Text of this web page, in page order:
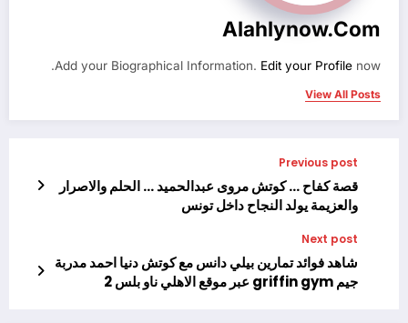
Alahlynow.com
Add your Biographical Information. Edit your Profile now.
View All Posts
Previous post
قصة كفاح … كوتش مروى عبدالحميد … الحلم والاصرار
والعزيمة يولد النجاح داخل تونس
Next post
شاهد فوائد تمارين بيلي دانس مع كوتش دنيا احمد مدربة
جيم griffin gym عبر موقع الاهلي ناو بلس 2